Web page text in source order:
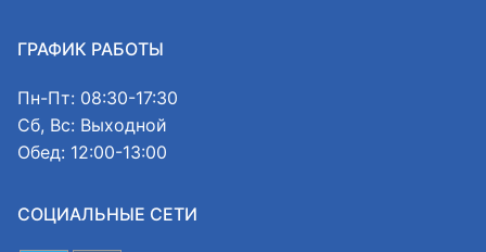
ГРАФИК РАБОТЫ
Пн-Пт: 08:30-17:30
Сб, Вс: Выходной
Обед: 12:00-13:00
СОЦИАЛЬНЫЕ СЕТИ